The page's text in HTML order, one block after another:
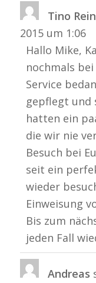
Tino
2015 um 1:06
Hallo Mike,
nochmals
Service
gepflegt und
hatten ein
die wir nie
Besuch bei
seit ein
wieder
Einweisung
Bis zum
jeden Fall
Andreas